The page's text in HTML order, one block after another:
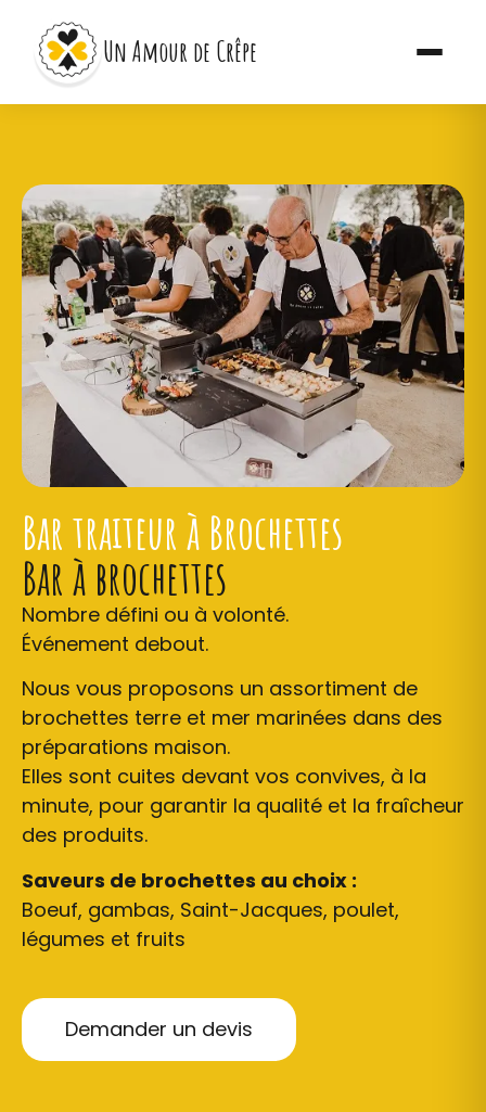
Un Amour de Crêpe
Bar traiteur à Brochettes
Bar à brochettes
Nombre défini ou à volonté.
Événement debout.
Nous vous proposons un assortiment de
brochettes terre et mer marinées dans des
préparations maison.
Elles sont cuites devant vos convives, à la
minute, pour garantir la qualité et la fraîcheur
des produits.
Saveurs de brochettes au choix :
Boeuf, gambas, Saint-Jacques, poulet,
légumes et fruits
Demander un devis